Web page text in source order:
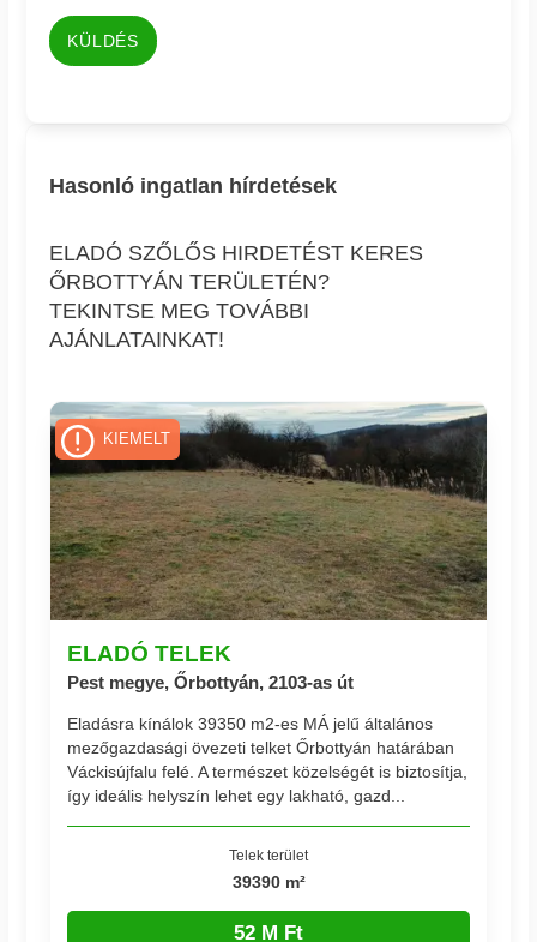
KÜLDÉS
Hasonló ingatlan hírdetések
ELADÓ SZŐLŐS HIRDETÉST KERES
ŐRBOTTYÁN TERÜLETÉN?
TEKINTSE MEG TOVÁBBI
AJÁNLATAINKAT!
ELADÓ TELEK
Pest megye, Őrbottyán, 2103-as út
Eladásra kínálok 39350 m2-es MÁ jelű általános
mezőgazdasági övezeti telket Őrbottyán határában
Váckisújfalu felé. A természet közelségét is biztosítja,
így ideális helyszín lehet egy lakható, gazd...
Telek terület
39390 m²
52 M Ft
KIEMELT